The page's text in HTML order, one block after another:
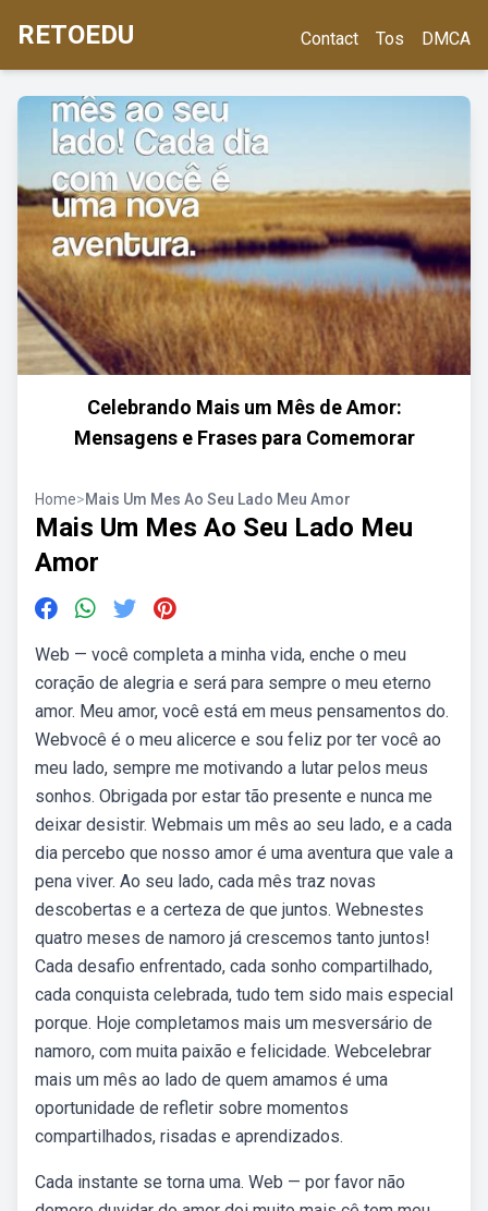
RETOEDU Contact Tos DMCA
Celebrando Mais um Mês de Amor:
Mensagens e Frases para Comemorar
Home>Mais Um Mes Ao Seu Lado Meu Amor
Mais Um Mes Ao Seu Lado Meu
Amor
Web — você completa a minha vida, enche o meu
coração de alegria e será para sempre o meu eterno
amor. Meu amor, você está em meus pensamentos do.
Webvocê é o meu alicerce e sou feliz por ter você ao
meu lado, sempre me motivando a lutar pelos meus
sonhos. Obrigada por estar tão presente e nunca me
deixar desistir. Webmais um mês ao seu lado, e a cada
dia percebo que nosso amor é uma aventura que vale a
pena viver. Ao seu lado, cada mês traz novas
descobertas e a certeza de que juntos. Webnestes
quatro meses de namoro já crescemos tanto juntos!
Cada desafio enfrentado, cada sonho compartilhado,
cada conquista celebrada, tudo tem sido mais especial
porque. Hoje completamos mais um mesversário de
namoro, com muita paixão e felicidade. Webcelebrar
mais um mês ao lado de quem amamos é uma
oportunidade de refletir sobre momentos
compartilhados, risadas e aprendizados.
Cada instante se torna uma. Web — por favor não